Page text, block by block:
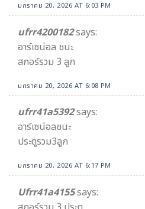
มกราคม 20, 2026 AT 6:03 PM
ufrr4200182says:
อาร์เซน่อล ชนะ
สกอร์รวม 3 ลูก
มกราคม 20, 2026 AT 6:08 PM
ufrr41a5392says:
อาร์เซน่อลชนะ
ประตูรวม3ลูก
มกราคม 20, 2026 AT 6:17 PM
Ufrr41a4155says: